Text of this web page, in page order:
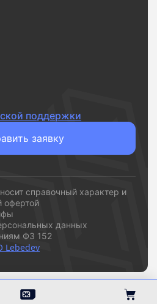
поддержки
заявку
справочный характер и
офертой
данных
ФЗ 152
Lebedev